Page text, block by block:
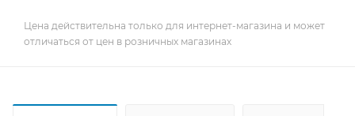
Цена действительна только для интернет-магазина и может
отличаться от цен в розничных магазинах